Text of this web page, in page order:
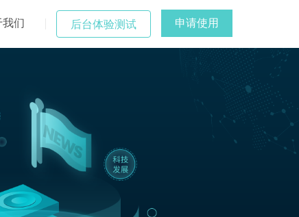
我们 后台体验测试 申请使用